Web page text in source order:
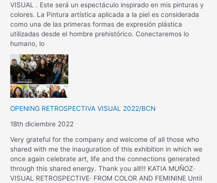
VISUAL . Este será un espectáculo inspirado en mis pinturas y
colores. La Pintura artística aplicada a la piel es considerada
como una de las primeras formas de expresión plástica
utilizadas desde el hombre prehistórico. Conectaremos lo
humano, lo
OPENING RETROSPECTIVA VISUAL 2022/BCN
18th diciembre 2022
Very grateful for the company and welcome of all those who
shared with me the inauguration of this exhibition in which we
once again celebrate art, life and the connections generated
through this shared energy. Thank you all!!! KATIA MUÑOZ·
VISUAL RETROSPECTIVE· FROM COLOR AND FEMININE Until